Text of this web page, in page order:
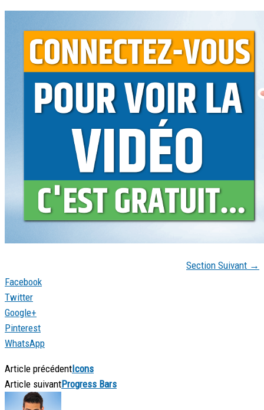
Section Suivant →
Facebook
Twitter
Google+
Pinterest
WhatsApp
Article précédentIcons
Article suivantProgress Bars